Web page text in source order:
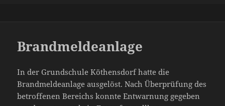
Brandmeldeanlage
In der Grundschule Köthensdorf hatte die
Brandmeldeanlage ausgelöst. Nach Überprüfung des
betroffenen Bereichs konnte Entwarnung gegeben